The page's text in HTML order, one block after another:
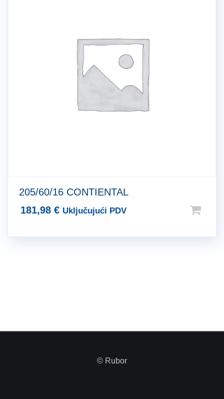
205/60/16 CONTIENTAL
181,98 € Uključujući PDV
© Rubor